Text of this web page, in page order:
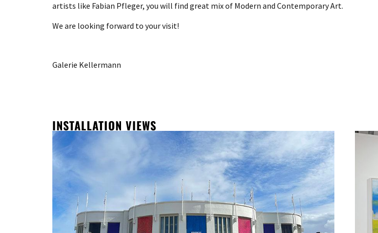
artists like Fabian Pfleger, you will find great mix of Modern and Contemporary Art.
We are looking forward to your visit!
Galerie Kellermann
INSTALLATION VIEWS